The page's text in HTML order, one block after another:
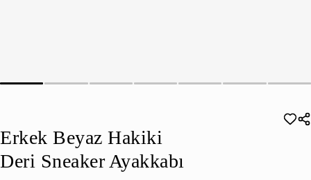
Erkek Beyaz Hakiki
Deri Sneaker Ayakkabı